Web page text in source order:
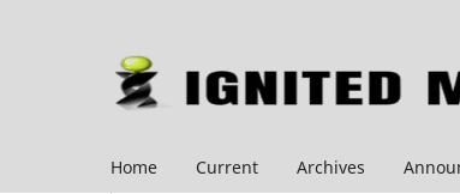
Home Current Archives